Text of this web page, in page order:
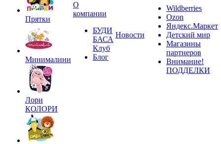
Прятки
Минималини
Лори
КОЛОРИ
О
компании
БУДИ
БАСА
Клуб
Блог
Новости
Wildberries
Ozon
Яндекс.Маркет
Детский мир
Магазины
партнеров
Внимание!
ПОДДЕЛКИ